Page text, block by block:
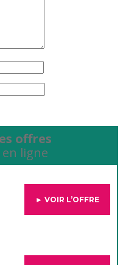
offres
ligne
► VOIR L’OFFRE